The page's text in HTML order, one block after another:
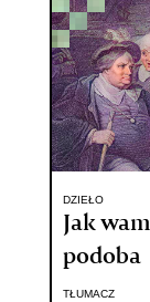
DZIEŁO
Jak
podoba
TŁUMACZ